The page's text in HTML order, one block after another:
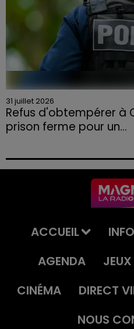
31 juillet 2026
Refus d'obtempérer à
prison ferme pour un...
permis et la confiscation
ACCUEIL
AGENDA
JEUX
CINÉMA
DIRECT
NOUS